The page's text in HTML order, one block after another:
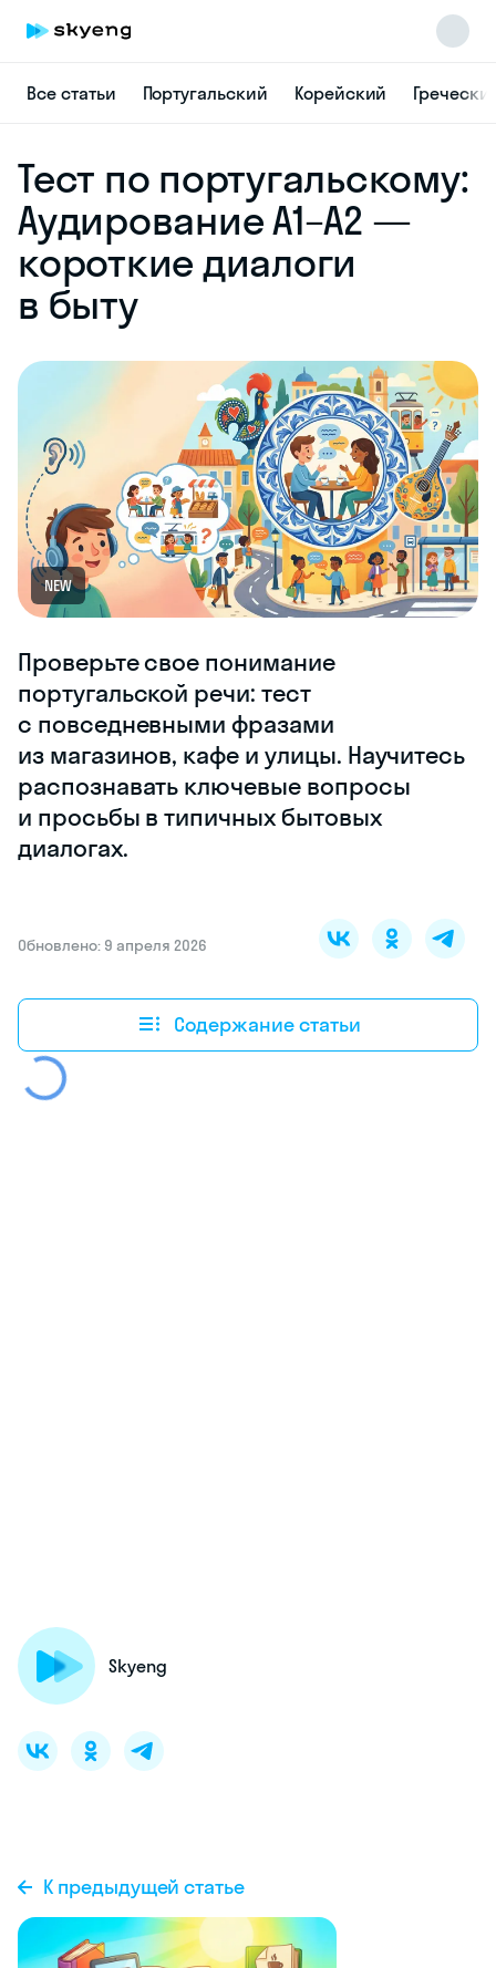
Все статьи Португальский Корейский
Тест по португальскому:
Аудирование A1–A2 —
короткие диалоги
в быту
NEW
Проверьте свое понимание
португальской речи: тест
с повседневными фразами
из магазинов, кафе и улицы. Научитесь
распознавать ключевые вопросы
и просьбы в типичных бытовых
диалогах.
Обновлено: 9 апреля 2026
Содержание статьи
Skyeng
К предыдущей статье
online